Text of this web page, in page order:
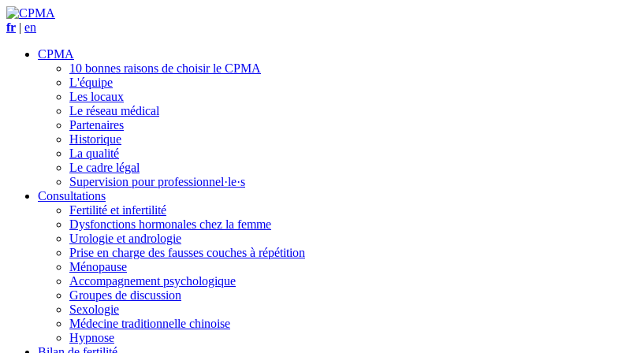
fr | en
CPMA
10 bonnes raisons de choisir le CPMA
L'équipe
Les locaux
Le réseau médical
Partenaires
Historique
La qualité
Le cadre légal
Supervision pour professionnel·le·s
Consultations
Fertilité et infertilité
Dysfonctions hormonales chez la femme
Urologie et andrologie
Prise en charge des fausses couches à répétition
Ménopause
Accompagnement psychologique
Groupes de discussion
Sexologie
Médecine traditionnelle chinoise
Hypnose